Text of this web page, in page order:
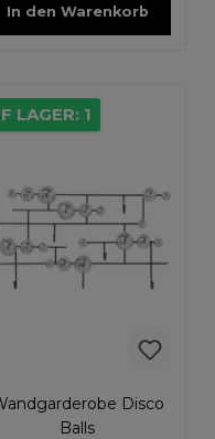
In den Warenkorb
LAGER: 1
Disco
Balls